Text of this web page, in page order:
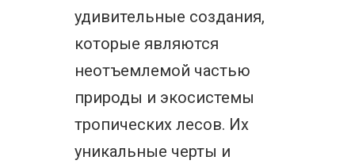
удивительные создания,
которые являются
неотъемлемой частью
природы и экосистемы
тропических лесов. Их
уникальные черты и